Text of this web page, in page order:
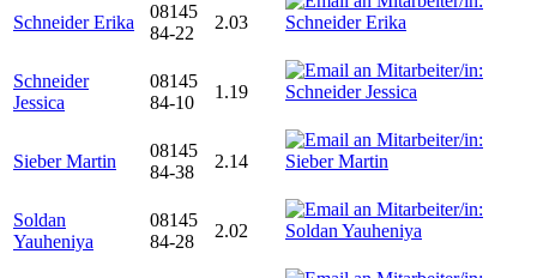
Schneider Erika
08145
84-22
2.03
Schneider
Jessica
08145
84-10
1.19
Sieber Martin
08145
84-38
2.14
Soldan
Yauheniya
08145
84-28
2.02